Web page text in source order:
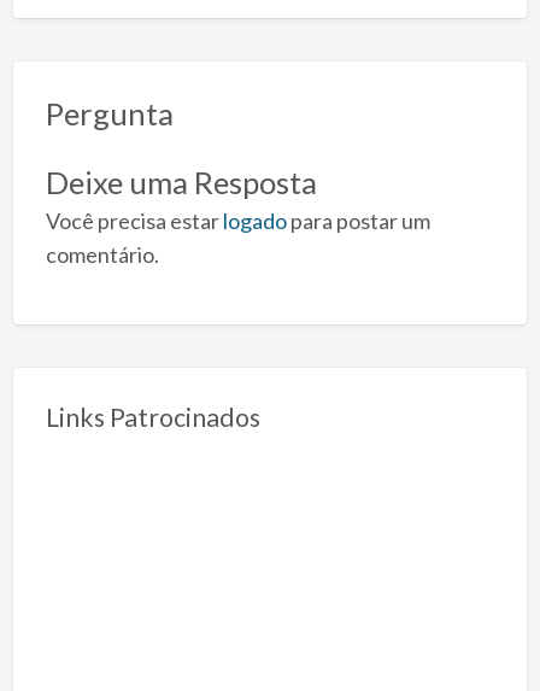
Pergunta
Deixe uma Resposta
Você precisa estarlogadopara postar um
comentário.
Links Patrocinados